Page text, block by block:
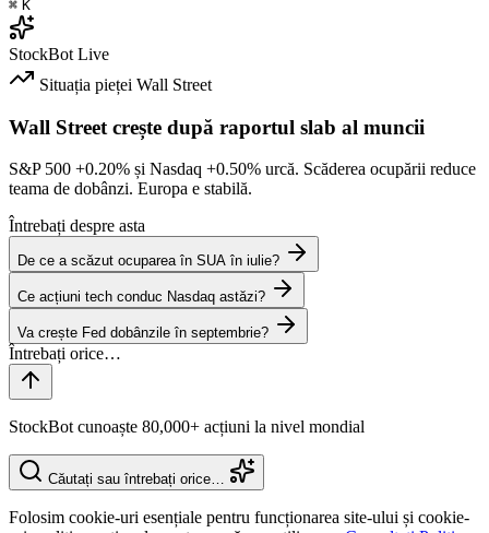
⌘ K
StockBot Live
Situația pieței Wall Street
Wall Street crește după raportul slab al muncii
S&P 500 +0.20% și Nasdaq +0.50% urcă. Scăderea ocupării reduce
teama de dobânzi. Europa e stabilă.
Întrebați despre asta
De ce a scăzut ocuparea în SUA în iulie?
Ce acțiuni tech conduc Nasdaq astăzi?
Va crește Fed dobânzile în septembrie?
StockBot cunoaște 80,000+ acțiuni la nivel mondial
Căutați sau întrebați orice…
Folosim cookie-uri esențiale pentru funcționarea site-ului și cookie-